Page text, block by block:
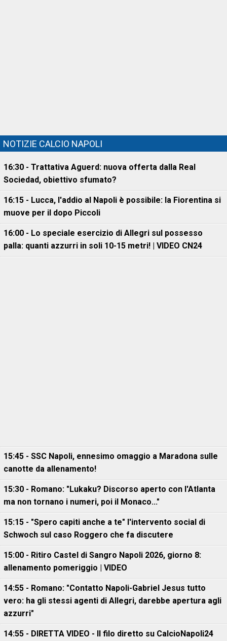
NOTIZIE CALCIO NAPOLI
16:30 - Trattativa Aguerd: nuova offerta dalla Real
Sociedad, obiettivo sfumato?
16:15 - Lucca, l'addio al Napoli è possibile: la Fiorentina si
muove per il dopo Piccoli
16:00 - Lo speciale esercizio di Allegri sul possesso
palla: quanti azzurri in soli 10-15 metri! | VIDEO CN24
15:45 - SSC Napoli, ennesimo omaggio a Maradona sulle
canotte da allenamento!
15:30 - Romano: "Lukaku? Discorso aperto con l'Atlanta
ma non tornano i numeri, poi il Monaco..."
15:15 - "Spero capiti anche a te" l'intervento social di
Schwoch sul caso Roggero che fa discutere
15:00 - Ritiro Castel di Sangro Napoli 2026, giorno 8:
allenamento pomeriggio | VIDEO
14:55 - Romano: "Contatto Napoli-Gabriel Jesus tutto
vero: ha gli stessi agenti di Allegri, darebbe apertura agli
azzurri"
14:55 - DIRETTA VIDEO - Il filo diretto su CalcioNapoli24